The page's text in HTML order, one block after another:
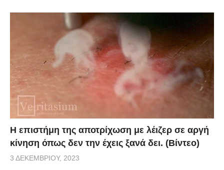
Η επιστήμη της αποτρίχωση με λέιζερ σε αργή
κίνηση όπως δεν την έχεις ξανά δει. (Βίντεο)
3 ΔΕΚΕΜΒΡΊΟΥ, 2023